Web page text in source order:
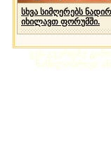
სხვა სიმღერებს
იხილავთ ფორუმში.
ვებ-გვერდზე
ნაწილობრივი